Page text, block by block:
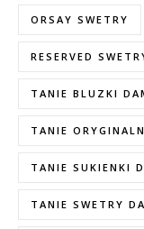
ORSAY SWETRY
RESERVED
TANIE BLUZKI
TANIE
TANIE SUKIENKI
TANIE SWETRY